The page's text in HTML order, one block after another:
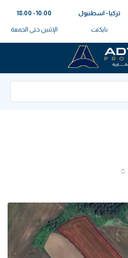
تركيا - اسطنبول
بايكنت
10:00 - 18:00
الإثنين حتى الجمعة